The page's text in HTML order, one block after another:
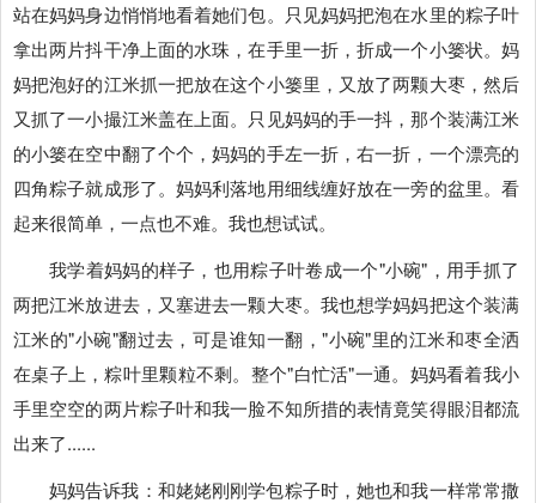
站在妈妈身边悄悄地看着她们包。只见妈妈把泡在水里的粽子叶
拿出两片抖干净上面的水珠，在手里一折，折成一个小篓状。妈
妈把泡好的江米抓一把放在这个小篓里，又放了两颗大枣，然后
又抓了一小撮江米盖在上面。只见妈妈的手一抖，那个装满江米
的小篓在空中翻了个个，妈妈的手左一折，右一折，一个漂亮的
四角粽子就成形了。妈妈利落地用细线缠好放在一旁的盆里。看
起来很简单，一点也不难。我也想试试。
我学着妈妈的样子，也用粽子叶卷成一个"小碗"，用手抓了
两把江米放进去，又塞进去一颗大枣。我也想学妈妈把这个装满
江米的"小碗"翻过去，可是谁知一翻，"小碗"里的江米和枣全洒
在桌子上，粽叶里颗粒不剩。整个"白忙活"一通。妈妈看着我小
手里空空的两片粽子叶和我一脸不知所措的表情竟笑得眼泪都流
出来了......
妈妈告诉我：和姥姥刚刚学包粽子时，她也和我一样常常撒